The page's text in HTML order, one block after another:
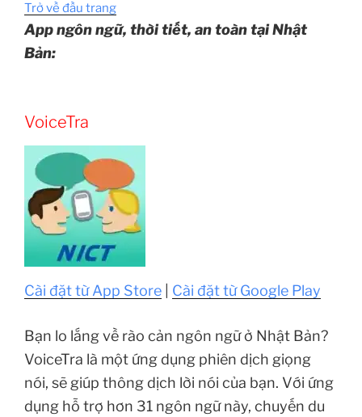
Trở về đầu trang
App ngôn ngữ, thời tiết, an toàn tại Nhật
Bản:
VoiceTra
Cài đặt từ App Store Cài đặt từ Google Play
Bạn lo lắng về rào cản ngôn ngữ ở Nhật Bản?
VoiceTra là một ứng dụng phiên dịch giọng
nói, sẽ giúp thông dịch lời nói của bạn. Với ứng
dụng hỗ trợ hơn 31 ngôn ngữ này, chuyến du